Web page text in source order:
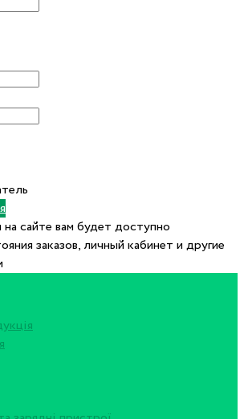
сайте вам будет доступно
заказов, личный кабинет и другие